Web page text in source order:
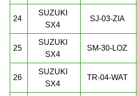
24
SUZUKI
SX4
SJ-03-ZIA
25
SUZUKI
SX4
SM-30-LOZ
26
SUZUKI
SX4
TR-04-WAT